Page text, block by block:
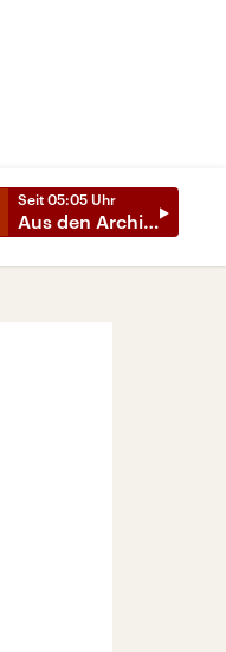
Seit 05:05 Uhr
Aus den Archiven